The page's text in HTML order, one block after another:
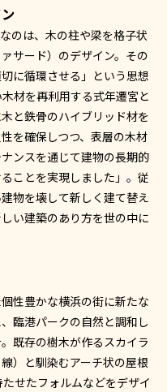
のは、木の柱や梁を格子状
サード）のデザイン。その
に循環させる」という思想
材を再利用する式年遷宮と
と鉄骨のハイブリッド材を
を確保しつつ、表層の木材
ンスを通じて建物の長期的
ことを実現しました」。従
物を壊して新しく建て替え
い建築のあり方を世の中に
性豊かな横浜の街に新たな
臨港パークの自然と調和し
既存の樹木が作るスカイラ
）と馴染むアーチ状の屋根
せたフォルムなどをデザイ